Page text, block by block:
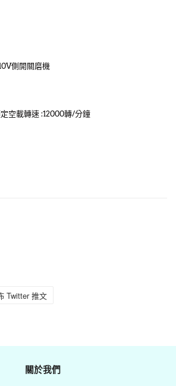
側開關磨機
空載轉速 :12000轉/分鐘
Twitter 推文
發
佈
關於我們